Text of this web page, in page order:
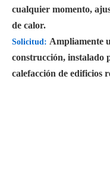
cualquier momento,
de calor.
Solicitud: Ampliamente
construcción, instalado
calefacción de edificios